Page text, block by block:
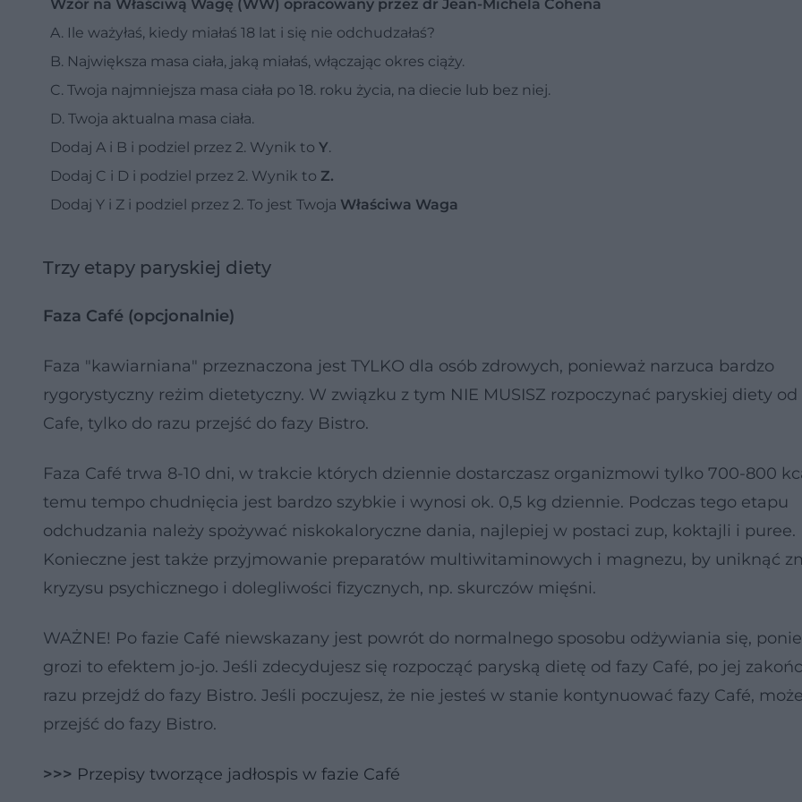
Wzór na Właściwą Wagę (WW) opracowany przez dr Jean-Michela Cohena
A. Ile ważyłaś, kiedy miałaś 18 lat i się nie odchudzałaś?
B. Największa masa ciała, jaką miałaś, włączając okres ciąży.
C. Twoja najmniejsza masa ciała po 18. roku życia, na diecie lub bez niej.
D. Twoja aktualna masa ciała.
Dodaj A i B i podziel przez 2. Wynik to Y.
Dodaj C i D i podziel przez 2. Wynik to Z.
Dodaj Y i Z i podziel przez 2. To jest Twoja Właściwa Waga
Trzy etapy paryskiej diety
Faza Café (opcjonalnie)
Faza "kawiarniana" przeznaczona jest TYLKO dla osób zdrowych, ponieważ narzuca bardzo
rygorystyczny reżim dietetyczny. W związku z tym NIE MUSISZ rozpoczynać paryskiej diety od
Cafe, tylko do razu przejść do fazy Bistro.
Faza Café trwa 8-10 dni, w trakcie których dziennie dostarczasz organizmowi tylko 700-800
temu tempo chudnięcia jest bardzo szybkie i wynosi ok. 0,5 kg dziennie. Podczas tego etapu
odchudzania należy spożywać niskokaloryczne dania, najlepiej w postaci zup, koktajli i puree.
Konieczne jest także przyjmowanie preparatów multiwitaminowych i magnezu, by uniknąć
kryzysu psychicznego i dolegliwości fizycznych, np. skurczów mięśni.
WAŻNE! Po fazie Café niewskazany jest powrót do normalnego sposobu odżywiania się,
grozi to efektem jo-jo. Jeśli zdecydujesz się rozpocząć paryską dietę od fazy Café, po jej
razu przejdź do fazy Bistro. Jeśli poczujesz, że nie jesteś w stanie kontynuować fazy Café,
przejść do fazy Bistro.
>>> Przepisy tworzące jadłospis w fazie Café